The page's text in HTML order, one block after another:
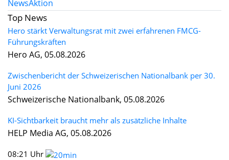
NewsAktion
Top News
Hero stärkt Verwaltungsrat mit zwei erfahrenen FMCG-
Führungskräften
Hero AG, 05.08.2026
Zwischenbericht der Schweizerischen Nationalbank per 30.
Juni 2026
Schweizerische Nationalbank, 05.08.2026
KI-Sichtbarkeit braucht mehr als zusätzliche Inhalte
HELP Media AG, 05.08.2026
08:21 Uhr